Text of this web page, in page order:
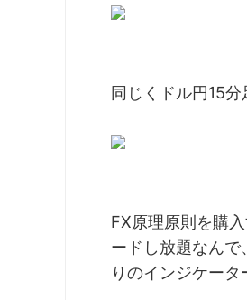
同じくドル円15分
FX原理原則を購
ードし放題なん
りのインジケータ